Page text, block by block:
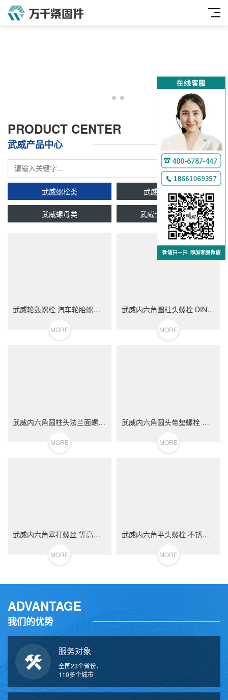
PRODUCT CENTER
武威产品中心
武威螺栓类 武威双头牙条类
武威螺母类 武威垫圈及挡圈类
武威轮毂螺栓 汽车轮胎螺丝 不锈钢（304/316）碳钢 合金钢
MORE
武威内六角圆柱头螺栓 DIN912 不锈钢（304/316）碳钢 合金钢
MORE
武威内六角圆柱头法兰面螺栓 不锈钢（304/316）碳钢 合金钢
MORE
武威内六角圆头带垫螺栓 不锈钢（304/316）碳钢 合金钢
MORE
武威内六角塞打螺丝 等高限位螺栓 不锈钢（304/316）碳钢 合金钢
MORE
武威内六角平头螺栓 不锈钢（304/316）碳钢 合金钢
MORE
ADVANTAGE
我们的优势
服务对象
全国23个省份、
110多个城市